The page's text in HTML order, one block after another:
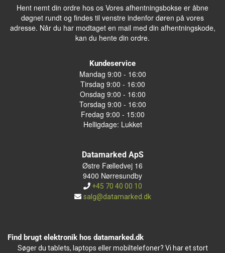
Hent nemt din ordre hos os Vores afhentningsbokse er åbne
døgnet rundt og findes til venstre indenfor døren på vores
adresse. Når du har modtaget en mail med din afhentningskode,
kan du hente din ordre.
Kundeservice
Mandag 9:00 - 16:00
Tirsdag 9:00 - 16:00
Onsdag 9:00 - 16:00
Torsdag 9:00 - 16:00
Fredag 9:00 - 15:00
Helligdage: Lukket
Datamarked ApS
Østre Fælledvej 16
9400 Nørresundby
+45 70 40 00 10
salg@datamarked.dk
Find brugt elektronik hos datamarked.dk
Søger du tablets, laptops eller mobiltelefoner? Vi har et stort